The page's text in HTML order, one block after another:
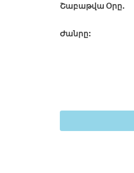
Շաբաթվա Օրը.
Ժանրը: